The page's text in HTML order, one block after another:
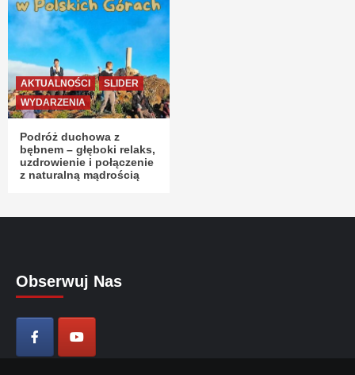
AKTUALNOŚCI
SLIDER
WYDARZENIA
Podróż duchowa z
bębnem – głęboki relaks,
uzdrowienie i połączenie
z naturalną mądrością
Obserwuj Nas